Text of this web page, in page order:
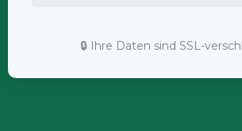
🔒 Ihre Daten sind SSL-